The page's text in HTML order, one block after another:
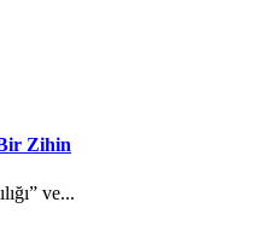
Bir Zihin
ve...